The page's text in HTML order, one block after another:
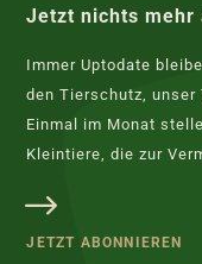
Jetzt nichts mehr
Immer Uptodate
den Tierschutz, unser
Einmal im Monat
Kleintiere, die zur
JETZT ABONNIEREN